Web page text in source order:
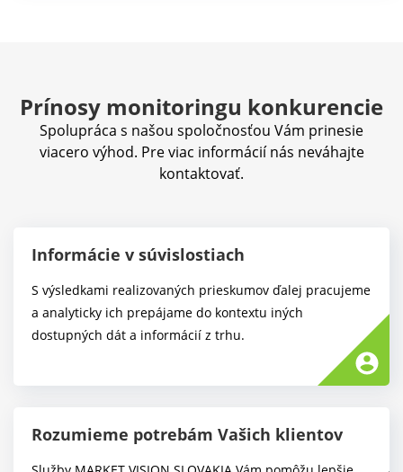
Prínosy monitoringu konkurencie
Spolupráca s našou spoločnosťou Vám prinesie
viacero výhod. Pre viac informácií nás neváhajte
kontaktovať.
Informácie v súvislostiach
S výsledkami realizovaných prieskumov ďalej pracujeme
a analyticky ich prepájame do kontextu iných
dostupných dát a informácií z trhu.
Rozumieme potrebám Vašich klientov